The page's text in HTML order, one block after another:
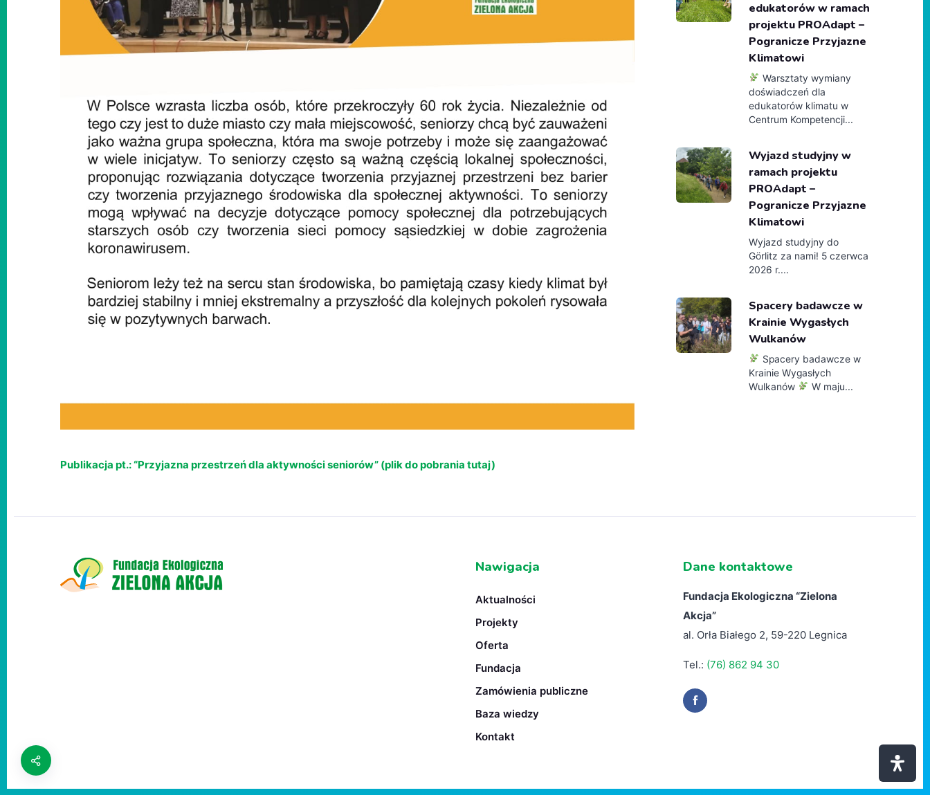
Publikacja pt.: “Przyjazna przestrzeń dla aktywności seniorów” (plik do pobrania tutaj)
edukatorów w ramach
projektu PROAdapt –
Pogranicze Przyjazne
Klimatowi
Warsztaty wymiany
doświadczeń dla
edukatorów klimatu w
Centrum Kompetencji...
Wyjazd studyjny w
ramach projektu
PROAdapt –
Pogranicze Przyjazne
Klimatowi
Wyjazd studyjny do
Görlitz za nami! 5 czerwca
2026 r....
Spacery badawcze w
Krainie Wygasłych
Wulkanów
Spacery badawcze w
Krainie Wygasłych
Wulkanów
W maju...
Nawigacja
Aktualności
Projekty
Oferta
Fundacja
Zamówienia publiczne
Baza wiedzy
Kontakt
Dane kontaktowe
Fundacja Ekologiczna “Zielona
Akcja”
al. Orła Białego 2, 59-220 Legnica
Tel.: (76) 862 94 30